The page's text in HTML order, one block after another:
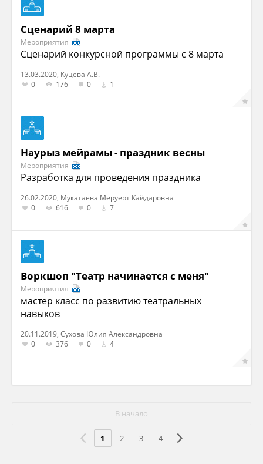
Сценарий 8 марта
Мероприятия
Сценарий конкурсной программы с 8 марта
13.03.2020, Куцева А.В.
0
176 0 1
Наурыз мейрамы - праздник весны
Мероприятия
Разработка для проведения праздника
26.02.2020, Мукатаева Меруерт Кайдаровна
0
616 0 7
Воркшоп "Театр начинается с меня"
Мероприятия
мастер класс по развитию театральных
навыков
20.11.2019, Сухова Юлия Александровна
0
376 0 4
В начало
1 2 3 4